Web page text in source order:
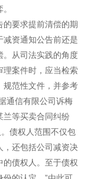
的要求提前清偿的期
减资通知公告前还是
。从司法实践的角度
理案件时，应当检索
规范性文件，并参考
通信有限公司诉梅
兰等买卖合同纠纷
债权人范围不仅包
，还包括公司减资决
债权人。至于债权